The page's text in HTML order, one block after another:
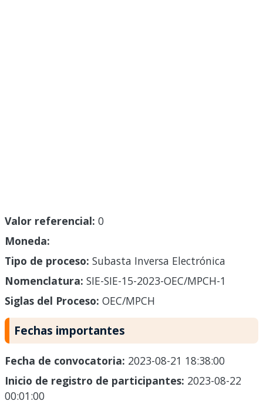
Valor referencial: 0
Moneda:
Tipo de proceso: Subasta Inversa Electrónica
Nomenclatura: SIE-SIE-15-2023-OEC/MPCH-1
Siglas del Proceso: OEC/MPCH
Fechas importantes
Fecha de convocatoria: 2023-08-21 18:38:00
Inicio de registro de participantes: 2023-08-22
00:01:00